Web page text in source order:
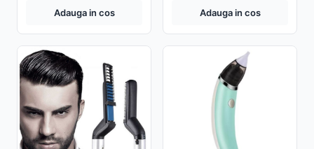
Adauga in cos Adauga in cos